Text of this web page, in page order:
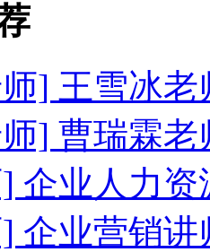
] 王雪冰老
] 曹瑞霖老
企业人力
企业营销